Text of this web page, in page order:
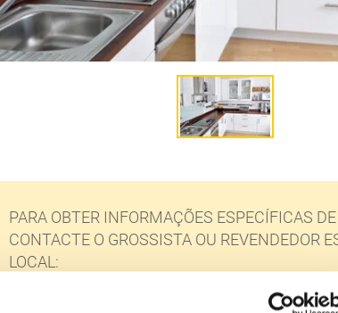
PARA OBTER INFORMAÇÕES ESPECÍFICAS
CONTACTE O GROSSISTA OU REVENDEDOR
LOCAL: